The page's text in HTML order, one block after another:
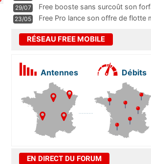
pass
29/07
Free booste sans surcoût son
23/05 Free Pro lance son offre de flotte
RÉSEAU FREE MOBILE
Antennes Débits
EN DIRECT DU FORUM